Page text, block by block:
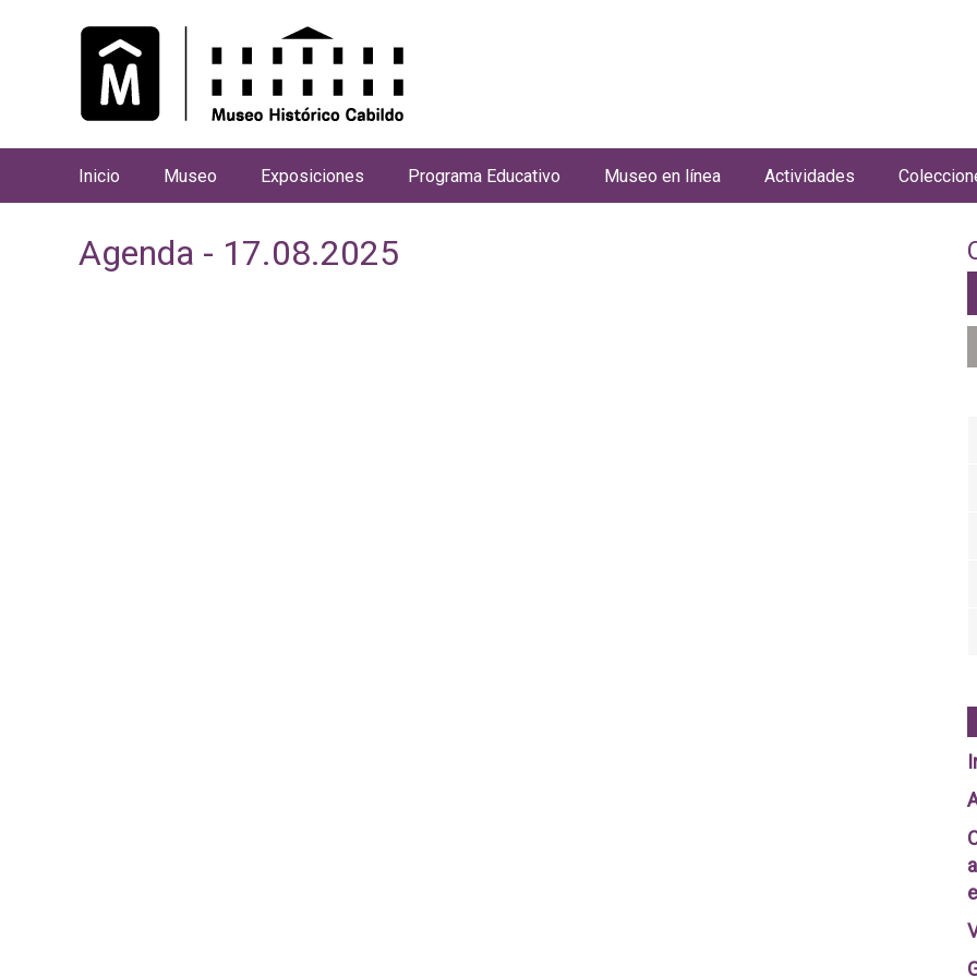
Agenda - 17.08.2025
n
Inicio Museo Exposiciones Programa Educativo Museo en línea Actividades